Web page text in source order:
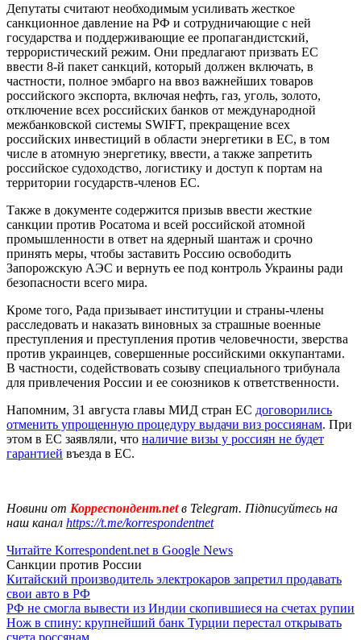
Депутаты считают необходимым усиливать жесткое
санкционное давление на РФ и сотрудничающие с ней
государства и поддерживающие ее пропагандистский,
террористический режим. Они предлагают призвать ЕС
ввести 8-й пакет санкций, который должен включать, в
частности, полное эмбарго на ввоз важнейших товаров
российского экспорта, включая нефть, газ, уголь, золото,
отключение всех российских банков от международной
межбанковской системы SWIFT, прекращение всех
российских инвестиций в области энергетики в ЕС, в том
числе в атомную энергетику, ввести, а также запретить
российское судоходство, логистику и доступ к портам на
территории государств-членов ЕС.
Также в документе содержится призыв ввести жесткие
санкции против Росатома и всей российской атомной
промышленности в ответ на ядерный шантаж и срочно
принять меры, чтобы заставить Россию освободить
Запорожскую АЭС и вернуть ее под контроль Украины ради
безопасности всего мира.
Кроме того, Рада призывает институции и страны-члены
расследовать и наказать виновных за страшные военные
преступления и преступления против человечности, зверства
против украинцев, совершенные российскими оккупантами.
В частности, содействовать созыву специального трибунала
для привлечения России и ее союзников к ответственности.
Напомним, 31 августа главы МИД стран ЕС договорились
отменить упрощенную процедуру выдачи виз россиянам. При
этом в ЕС заявляли, что наличие визы у россиян не будет
гарантией въезда в ЕС.
Новини от Корреспондент.netв Telegram. Підписуйтесь на
наш канал https://t.me/korrespondentnet
Читайте Korrespondent.net в Google News
Санкции против России
Китайский производитель электрокаров запретил продавать
свои авто в РФ
РФ не смогла вывести из Индии скопившиеся на счетах рупии
Нож в спину: крупнейший банк Турции перестал открывать
счета россянам